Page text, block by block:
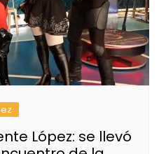
López: se llevó